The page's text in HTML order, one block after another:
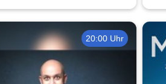
20:00 Uhr